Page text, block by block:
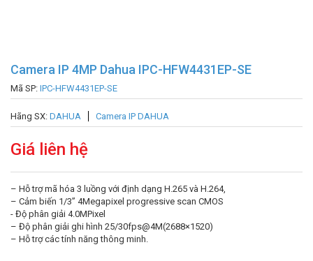
Camera IP 4MP Dahua IPC-HFW4431EP-SE
Mã SP: IPC-HFW4431EP-SE
Hãng SX: DAHUA Camera IP DAHUA
Giá liên hệ
– Hỗ trợ mã hóa 3 luồng với định dạng H.265 và H.264,
– Cảm biến 1/3” 4Megapixel progressive scan CMOS
​- Độ phân giải 4.0MPixel
– Độ phân giải ghi hình 25/30fps@4M(2688×1520)
– Hỗ trợ các tính năng thông minh.